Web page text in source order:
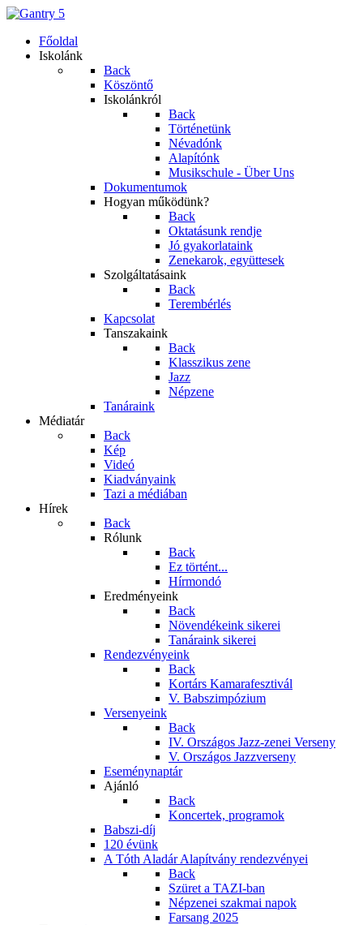
Főoldal
Iskolánk
Back
Köszöntő
Iskolánkról
Back
Történetünk
Névadónk
Alapítónk
Musikschule - Über Uns
Dokumentumok
Hogyan működünk?
Back
Oktatásunk rendje
Jó gyakorlataink
Zenekarok, együttesek
Szolgáltatásaink
Back
Terembérlés
Kapcsolat
Tanszakaink
Back
Klasszikus zene
Jazz
Népzene
Tanáraink
Médiatár
Back
Kép
Videó
Kiadványaink
Tazi a médiában
Hírek
Back
Rólunk
Back
Ez történt...
Hírmondó
Eredményeink
Back
Növendékeink sikerei
Tanáraink sikerei
Rendezvényeink
Back
Kortárs Kamarafesztivál
V. Babszimpózium
Versenyeink
Back
IV. Országos Jazz-zenei Verseny
V. Országos Jazzverseny
Eseménynaptár
Ajánló
Back
Koncertek, programok
Babszi-díj
120 évünk
A Tóth Aladár Alapítvány rendezvényei
Back
Szüret a TAZI-ban
Népzenei szakmai napok
Farsang 2025